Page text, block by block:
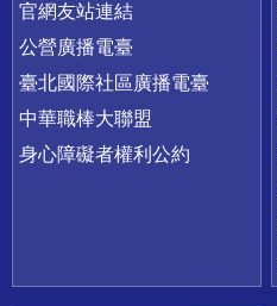
官網友站連結
公營廣播電臺
臺北國際社區廣播電臺
中華職棒大聯盟
身心障礙者權利公約